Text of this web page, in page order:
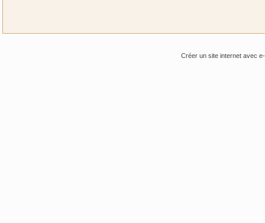
Créer un site internet avec